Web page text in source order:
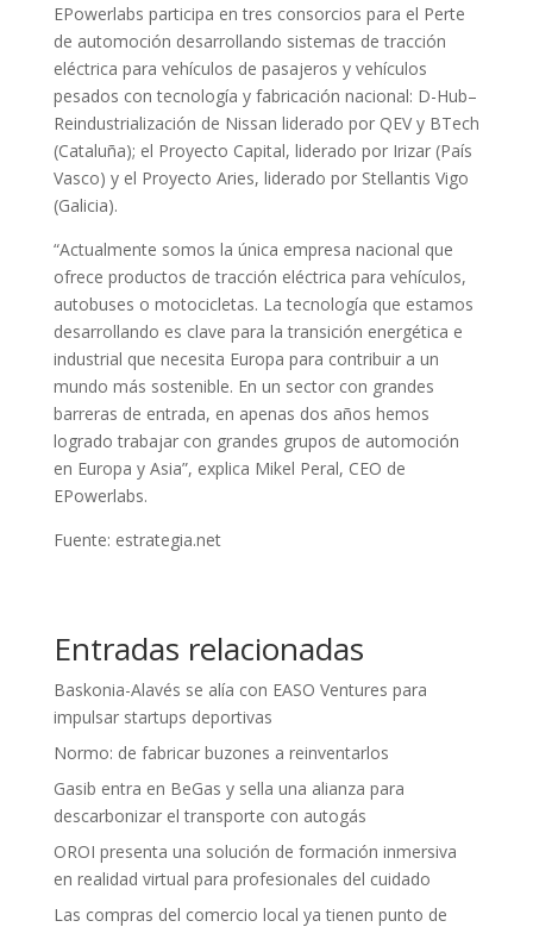
EPowerlabs participa en tres consorcios para el Perte
de automoción desarrollando sistemas de tracción
eléctrica para vehículos de pasajeros y vehículos
pesados con tecnología y fabricación nacional: D-Hub–
Reindustrialización de Nissan liderado por QEV y BTech
(Cataluña); el Proyecto Capital, liderado por Irizar (País
Vasco) y el Proyecto Aries, liderado por Stellantis Vigo
(Galicia).
“Actualmente somos la única empresa nacional que
ofrece productos de tracción eléctrica para vehículos,
autobuses o motocicletas. La tecnología que estamos
desarrollando es clave para la transición energética e
industrial que necesita Europa para contribuir a un
mundo más sostenible. En un sector con grandes
barreras de entrada, en apenas dos años hemos
logrado trabajar con grandes grupos de automoción
en Europa y Asia”, explica Mikel Peral, CEO de
EPowerlabs.
Fuente: estrategia.net
Entradas relacionadas
Baskonia-Alavés se alía con EASO Ventures para
impulsar startups deportivas
Normo: de fabricar buzones a reinventarlos
Gasib entra en BeGas y sella una alianza para
descarbonizar el transporte con autogás
OROI presenta una solución de formación inmersiva
en realidad virtual para profesionales del cuidado
Las compras del comercio local ya tienen punto de